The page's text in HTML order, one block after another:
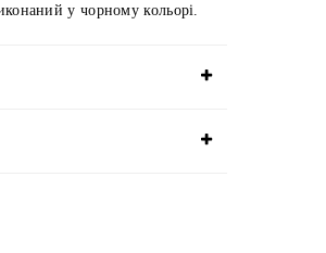
у чорному кольорі.